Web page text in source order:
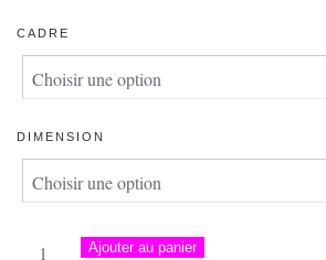
CADRE
DIMENSION
quantité
Ajouter au panier